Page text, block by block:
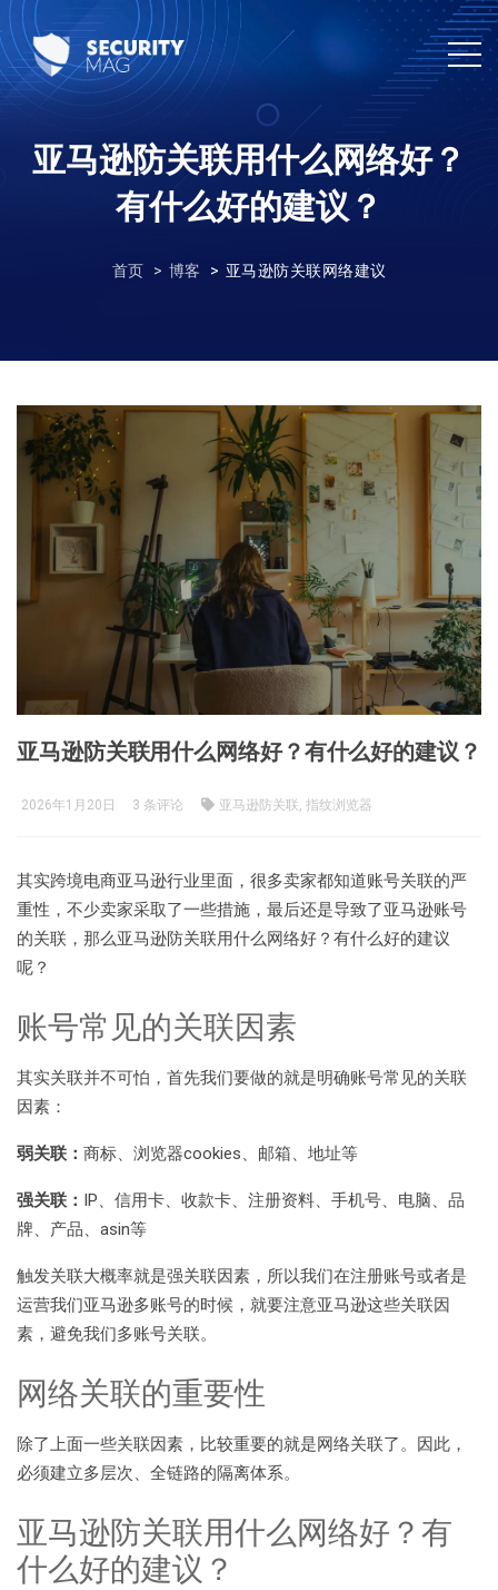
亚马逊防关联用什么网络好？
有什么好的建议？
首页 博客 亚马逊防关联网络建议
亚马逊防关联用什么网络好？有什么好的建议？
2026年1月20日 3 条评论 亚马逊防关联, 指纹浏览器
其实跨境电商亚马逊行业里面，很多卖家都知道账号关联的严
重性，不少卖家采取了一些措施，最后还是导致了亚马逊账号
的关联，那么亚马逊防关联用什么网络好？有什么好的建议
呢？
账号常见的关联因素
其实关联并不可怕，首先我们要做的就是明确账号常见的关联
因素：
弱关联： 商标、浏览器cookies、邮箱、地址等
强关联：
IP、信用卡、收款卡、注册资料、手机号、电脑、品
牌、产品、asin等
触发关联大概率就是强关联因素，所以我们在注册账号或者是
运营我们亚马逊多账号的时候，就要注意亚马逊这些关联因
素，避免我们多账号关联。
网络关联的重要性
除了上面一些关联因素，比较重要的就是网络关联了。因此，
必须建立多层次、全链路的隔离体系。
亚马逊防关联用什么网络好？有
什么好的建议？